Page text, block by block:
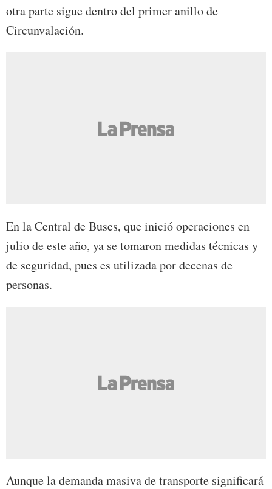
otra parte sigue dentro del primer anillo de
Circunvalación.
En la Central de Buses, que inició operaciones en
julio de este año, ya se tomaron medidas técnicas y
de seguridad, pues es utilizada por decenas de
personas.
Aunque la demanda masiva de transporte significará